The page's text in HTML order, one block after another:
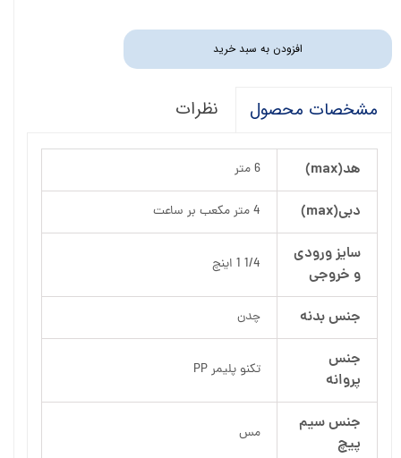
افزودن به سبد خرید
مشخصات محصول نظرات
هد(max) 6 متر
دبی(max) 4 متر مکعب بر ساعت
سایز ورودی
و خروجی
1/4 1 اینچ
جنس بدنه چدن
جنس
پروانه
تکنو پلیمر PP
جنس سیم
پیچ
مس